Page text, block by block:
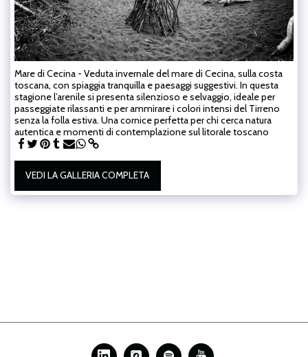
Mare di Cecina - Veduta invernale del mare di Cecina, sulla costa
toscana, con spiaggia tranquilla e paesaggi suggestivi. In questa
stagione l’arenile si presenta silenzioso e selvaggio, ideale per
passeggiate rilassanti e per ammirare i colori intensi del Tirreno
senza la folla estiva. Una cornice perfetta per chi cerca natura
autentica e momenti di contemplazione sul litorale toscano
VEDI LA GALLERIA COMPLETA